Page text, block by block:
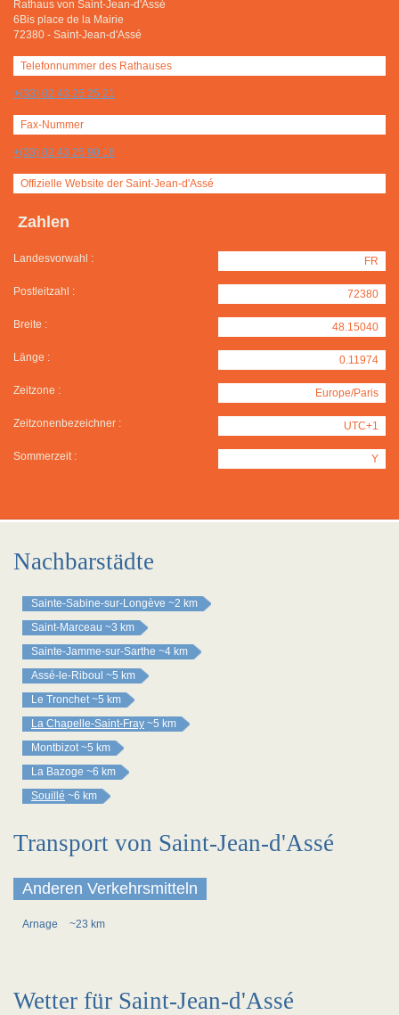
Rathaus von Saint-Jean-d'Assé
6Bis place de la Mairie
72380 - Saint-Jean-d'Assé
Telefonnummer des Rathauses
+(33) 02 43 25 25 21
Fax-Nummer
+(33) 02 43 25 90 18
Offizielle Website der Saint-Jean-d'Assé
Zahlen
Landesvorwahl : FR
Postleitzahl : 72380
Breite : 48.15040
Länge : 0.11974
Zeitzone : Europe/Paris
Zeitzonenbezeichner : UTC+1
Sommerzeit : Y
Nachbarstädte
Sainte-Sabine-sur-Longève ~2 km
Saint-Marceau ~3 km
Sainte-Jamme-sur-Sarthe ~4 km
Assé-le-Riboul ~5 km
Le Tronchet ~5 km
La Chapelle-Saint-Fray ~5 km
Montbizot ~5 km
La Bazoge ~6 km
Souillé ~6 km
Transport von Saint-Jean-d'Assé
Anderen Verkehrsmitteln
Arnage ~23 km
Wetter für Saint-Jean-d'Assé